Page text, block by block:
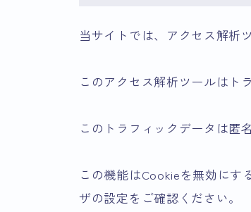
当サイトでは、アクセス解析
このアクセス解析ツールはト
このトラフィックデータは匿
この機能はCookieを無効にす
ザの設定をご確認ください。